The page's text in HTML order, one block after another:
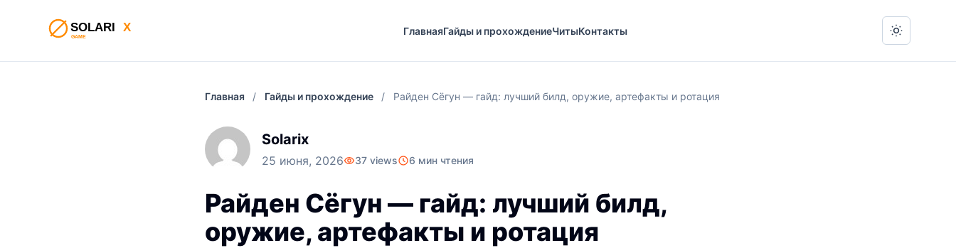
ГлавнаяГайды и прохождениеЧитыКонтакты Switch to
Главная / Гайды и прохождение / Райден Сёгун — гайд: лучший билд, оружие, артефакты и ротация
Solarix
25 июня, 2026 37 views 6 мин чтения
Райден Сёгун — гайд: лучший билд,
оружие, артефакты и ротация